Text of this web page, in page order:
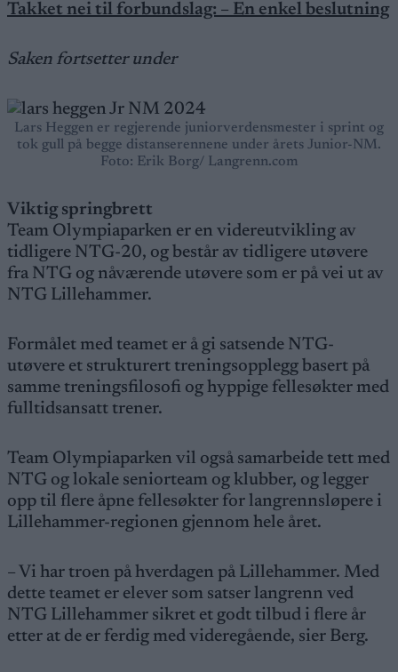
Takket nei til forbundslag: – En enkel beslutning
Saken fortsetter under
Lars Heggen er regjerende juniorverdensmester i sprint og
tok gull på begge distanserennene under årets Junior-NM.
Foto: Erik Borg/ Langrenn.com
Viktig springbrett
Team Olympiaparken er en videreutvikling av
tidligere NTG-20, og består av tidligere utøvere
fra NTG og nåværende utøvere som er på vei ut av
NTG Lillehammer.
Formålet med teamet er å gi satsende NTG-
utøvere et strukturert treningsopplegg basert på
samme treningsfilosofi og hyppige fellesøkter med
fulltidsansatt trener.
Team Olympiaparken vil også samarbeide tett med
NTG og lokale seniorteam og klubber, og legger
opp til flere åpne fellesøkter for langrennsløpere i
Lillehammer-regionen gjennom hele året.
– Vi har troen på hverdagen på Lillehammer. Med
dette teamet er elever som satser langrenn ved
NTG Lillehammer sikret et godt tilbud i flere år
etter at de er ferdig med videregående, sier Berg.